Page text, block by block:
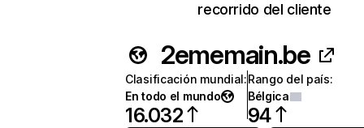
recorrido del cliente
2ememain.be
Clasificación mundial:
En todo el mundo
16.032
Rango del país:
Bélgica
94